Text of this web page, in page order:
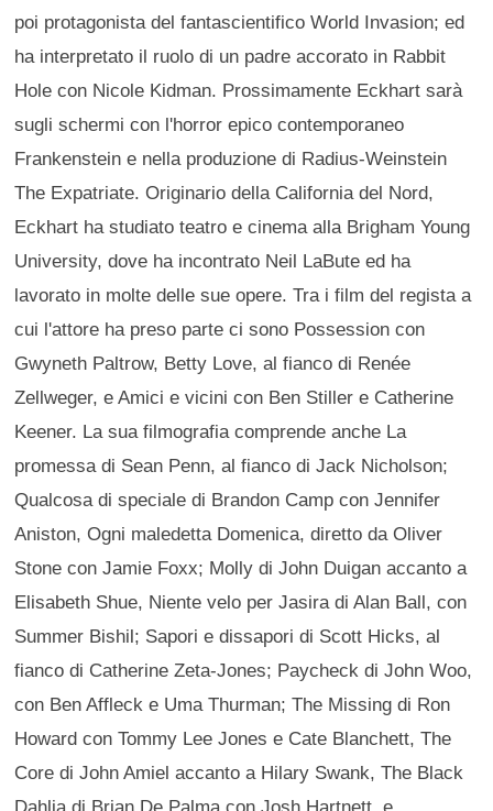
poi protagonista del fantascientifico World Invasion; ed
ha interpretato il ruolo di un padre accorato in Rabbit
Hole con Nicole Kidman. Prossimamente Eckhart sarà
sugli schermi con l'horror epico contemporaneo
Frankenstein e nella produzione di Radius-Weinstein
The Expatriate. Originario della California del Nord,
Eckhart ha studiato teatro e cinema alla Brigham Young
University, dove ha incontrato Neil LaBute ed ha
lavorato in molte delle sue opere. Tra i film del regista a
cui l'attore ha preso parte ci sono Possession con
Gwyneth Paltrow, Betty Love, al fianco di Renée
Zellweger, e Amici e vicini con Ben Stiller e Catherine
Keener. La sua filmografia comprende anche La
promessa di Sean Penn, al fianco di Jack Nicholson;
Qualcosa di speciale di Brandon Camp con Jennifer
Aniston, Ogni maledetta Domenica, diretto da Oliver
Stone con Jamie Foxx; Molly di John Duigan accanto a
Elisabeth Shue, Niente velo per Jasira di Alan Ball, con
Summer Bishil; Sapori e dissapori di Scott Hicks, al
fianco di Catherine Zeta-Jones; Paycheck di John Woo,
con Ben Affleck e Uma Thurman; The Missing di Ron
Howard con Tommy Lee Jones e Cate Blanchett, The
Core di John Amiel accanto a Hilary Swank, The Black
Dahlia di Brian De Palma con Josh Hartnett, e